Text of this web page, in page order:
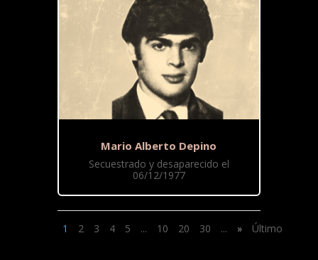
Mario Alberto Depino
Secuestrado y desaparecido el
06/12/1977
1 2 3 4 5 ... 10 20 30 ... » Último